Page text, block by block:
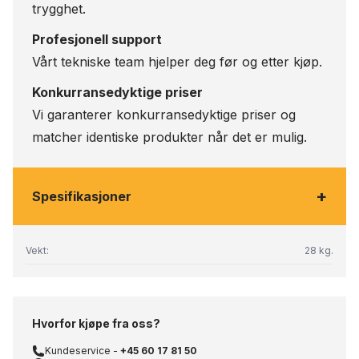
trygghet.
Profesjonell support
Vårt tekniske team hjelper deg før og etter kjøp.
Konkurransedyktige priser
Vi garanterer konkurransedyktige priser og
matcher identiske produkter når det er mulig.
Spesifikasjoner +
Vekt: 28 kg.
Hvorfor kjøpe fra oss?
Kundeservice - +45 60 17 81 50